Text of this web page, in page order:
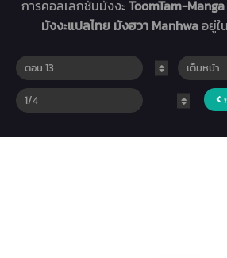
การคอลเลกชั่นมังงะToomTam-
มังงะแปลไทย มังฮวา Manhwaอยู่ใ